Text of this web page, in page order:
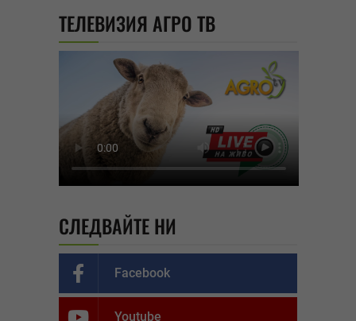
ТЕЛЕВИЗИЯ АГРО ТВ
СЛЕДВАЙТЕ НИ
Facebook
Youtube